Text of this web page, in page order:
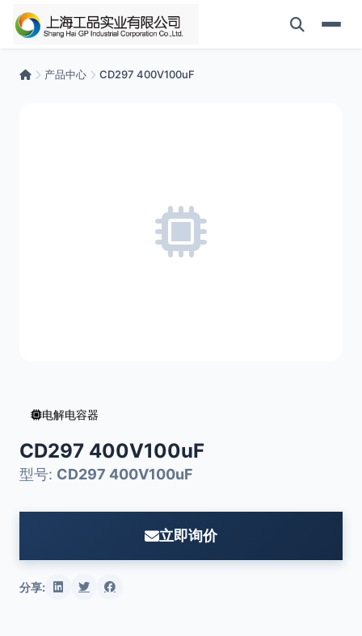
产品中心 CD297 400V100uF
电解电容器
CD297 400V100uF
型号: CD297 400V100uF
立即询价
分享: